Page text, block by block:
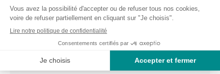
*
Adresse
*
Code Postal